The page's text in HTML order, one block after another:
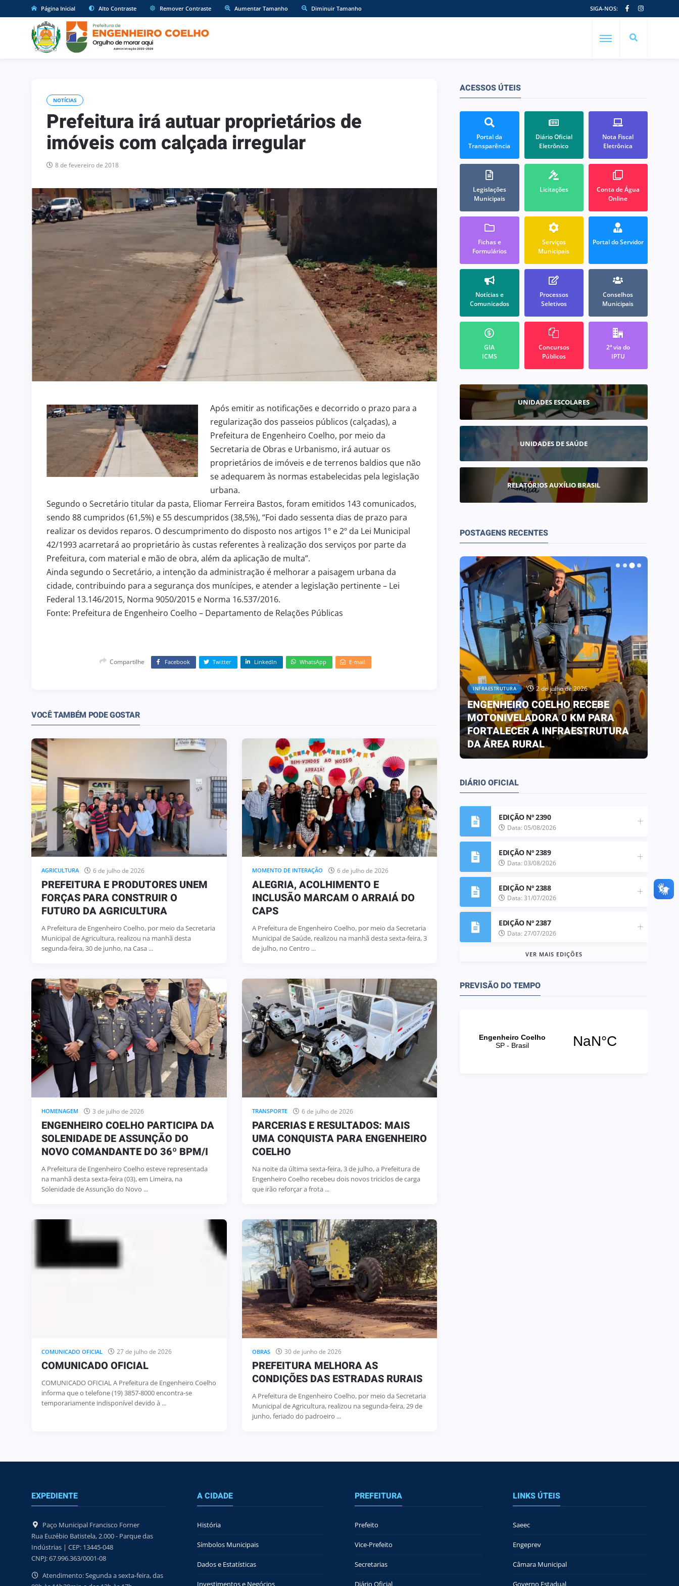
Página Inicial Alto Contraste Remover Contraste Aumentar Tamanho Diminuir Tamanho SIGA-NOS:
NOTÍCIAS
Prefeitura irá autuar proprietários de
imóveis com calçada irregular
8 de fevereiro de 2018
Após emitir as notificações e decorrido o prazo para a
regularização dos passeios públicos (calçadas), a
Prefeitura de Engenheiro Coelho, por meio da
Secretaria de Obras e Urbanismo, irá autuar os
proprietários de imóveis e de terrenos baldios que não
se adequarem às normas estabelecidas pela legislação
urbana.
Segundo o Secretário titular da pasta, Eliomar Ferreira Bastos, foram emitidos 143 comunicados,
sendo 88 cumpridos (61,5%) e 55 descumpridos (38,5%), “Foi dado sessenta dias de prazo para
realizar os devidos reparos. O descumprimento do disposto nos artigos 1º e 2º da Lei Municipal
42/1993 acarretará ao proprietário às custas referentes à realização dos serviços por parte da
Prefeitura, com material e mão de obra, além da aplicação de multa”.
Ainda segundo o Secretário, a intenção da administração é melhorar a paisagem urbana da
cidade, contribuindo para a segurança dos munícipes, e atender a legislação pertinente – Lei
Federal 13.146/2015, Norma 9050/2015 e Norma 16.537/2016.
Fonte: Prefeitura de Engenheiro Coelho – Departamento de Relações Públicas
Compartilhe Facebook Twitter LinkedIn WhatsApp E-mail
VOCÊ TAMBÉM PODE GOSTAR
AGRICULTURA 6 de julho de 2026
PREFEITURA E PRODUTORES UNEM
FORÇAS PARA CONSTRUIR O
FUTURO DA AGRICULTURA
A Prefeitura de Engenheiro Coelho, por meio da Secretaria
Municipal de Agricultura, realizou na manhã desta
segunda-feira, 30 de junho, na Casa ...
MOMENTO DE INTERAÇÃO 6 de julho de 2026
ALEGRIA, ACOLHIMENTO E
INCLUSÃO MARCAM O ARRAIÁ DO
CAPS
A Prefeitura de Engenheiro Coelho, por meio da Secretaria
Municipal de Saúde, realizou na manhã desta sexta-feira, 3
de julho, no Centro ...
HOMENAGEM 3 de julho de 2026
ENGENHEIRO COELHO PARTICIPA DA
SOLENIDADE DE ASSUNÇÃO DO
NOVO COMANDANTE DO 36º BPM/I
A Prefeitura de Engenheiro Coelho esteve representada
na manhã desta sexta-feira (03), em Limeira, na
Solenidade de Assunção do Novo ...
TRANSPORTE 6 de julho de 2026
PARCERIAS E RESULTADOS: MAIS
UMA CONQUISTA PARA ENGENHEIRO
COELHO
Na noite da última sexta-feira, 3 de julho, a Prefeitura de
Engenheiro Coelho recebeu dois novos triciclos de carga
que irão reforçar a frota ...
COMUNICADO OFICIAL 27 de julho de 2026
COMUNICADO OFICIAL
COMUNICADO OFICIAL A Prefeitura de Engenheiro Coelho
informa que o telefone (19) 3857-8000 encontra-se
temporariamente indisponível devido à ...
OBRAS 30 de junho de 2026
PREFEITURA MELHORA AS
CONDIÇÕES DAS ESTRADAS RURAIS
A Prefeitura de Engenheiro Coelho, por meio da Secretaria
Municipal de Agricultura, realizou na segunda-feira, 29 de
junho, feriado do padroeiro ...
ACESSOS ÚTEIS
Portal da
Transparência
Diário Oficial
Eletrônico
Nota Fiscal
Eletrônica
Legislações
Municipais
Licitações
Conta de Água
Online
Fichas e
Formulários
Serviços
Municipais
Portal do Servidor
Notícias e
Comunicados
Processos
Seletivos
Conselhos
Municipais
GIA
ICMS
Concursos
Públicos
2ª via do
IPTU
UNIDADES ESCOLARES
UNIDADES DE SAÚDE
RELATÓRIOS AUXÍLIO BRASIL
POSTAGENS RECENTES
OBRA QUE
DE OLIVEIRA
DIA DO AGRICULTOR
NOVO COMANDANTE DO 36º BPM/I
INFRAESTRUTURA 2 de julho de 2026
ENGENHEIRO COELHO RECEBE
MOTONIVELADORA 0 KM PARA
FORTALECER A INFRAESTRUTURA
DA ÁREA RURAL
DIÁRIO OFICIAL
EDIÇÃO Nº 2390
Data: 05/08/2026
EDIÇÃO Nº 2389
Data: 03/08/2026
EDIÇÃO Nº 2388
Data: 31/07/2026
EDIÇÃO Nº 2387
Data: 27/07/2026
VER MAIS EDIÇÕES
PREVISÃO DO TEMPO
EXPEDIENTE
Paço Municipal Francisco Forner
Rua Euzébio Batistela, 2.000 - Parque das
Indústrias | CEP: 13445-048
CNPJ: 67.996.363/0001-08
Atendimento: Segunda a sexta-feira, das
A CIDADE
História
Símbolos Municipais
Dados e Estatísticas
PREFEITURA
Prefeito
Vice-Prefeito
Secretarias
LINKS ÚTEIS
Saeec
Engeprev
Câmara Municipal